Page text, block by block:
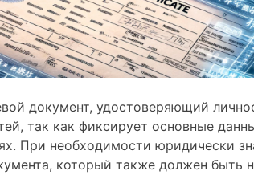
документ, удостоверяющий
так как фиксирует основные
При необходимости юридически
который также должен быть